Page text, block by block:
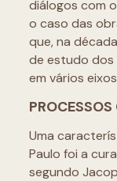
diálogos com
o caso das
que, na
de estudo dos
em vários
Uma
Paulo foi a
segundo